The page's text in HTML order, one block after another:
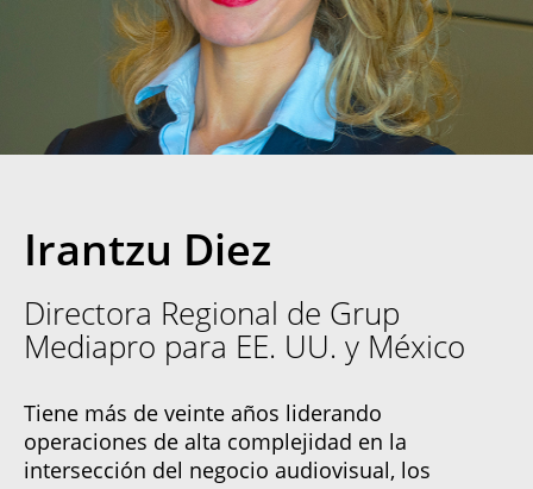
Irantzu Diez
Directora Regional de Grup
Mediapro para EE. UU. y México
Tiene más de veinte años liderando
operaciones de alta complejidad en la
intersección del negocio audiovisual, los